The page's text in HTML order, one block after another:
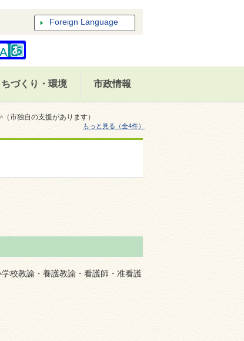
Foreign Language
ちづくり・環境 市政情報
市独自の支援があります）
もっと見る（全4件）
校教諭・養護教諭・看護師・准看護